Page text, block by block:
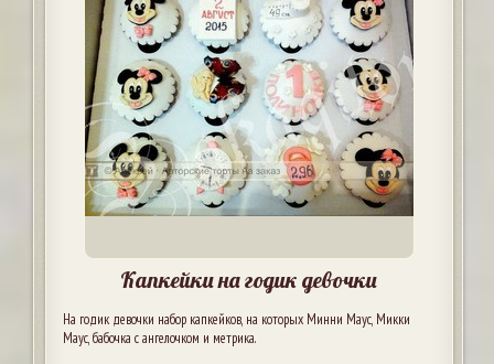
Капкейки на годик девочки
На годик девочки набор капкейков, на которых Минни Маус, Микки
Маус, бабочка с ангелочком и метрика.